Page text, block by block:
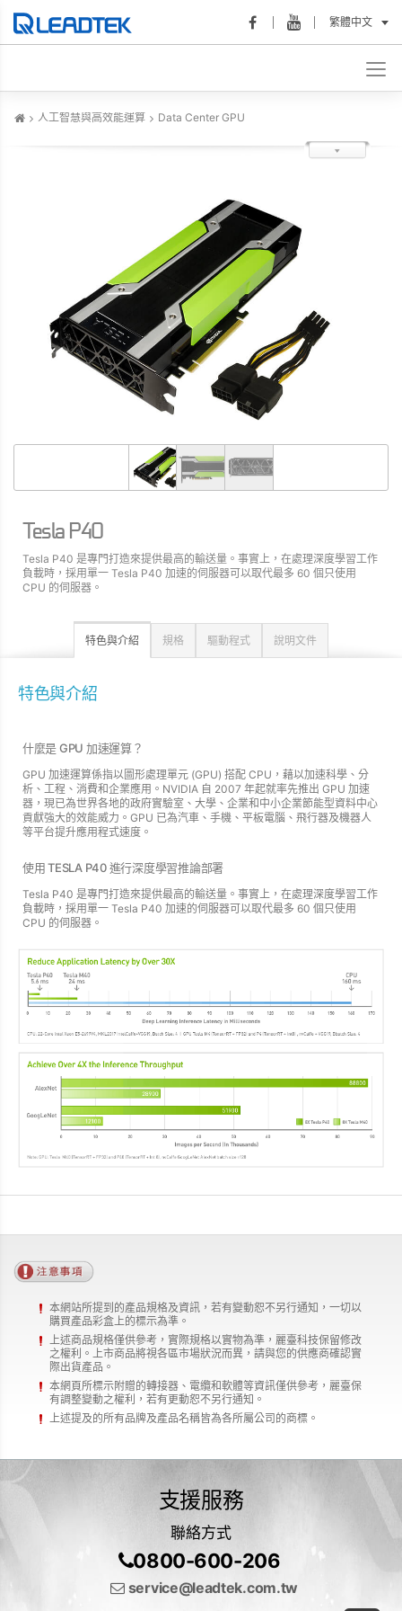
繁體中文
人工智慧與高效能運算 Data Center GPU
Tesla P40
Tesla P40 是專門打造來提供最高的輸送量。事實上，在處理深度學習工作
負載時，採用單一 Tesla P40 加速的伺服器可以取代最多 60 個只使用
CPU 的伺服器。
特色與介紹 規格 驅動程式 說明文件
特色與介紹
什麼是 GPU 加速運算？
GPU 加速運算係指以圖形處理單元 (GPU) 搭配 CPU，藉以加速科學、分
析、工程、消費和企業應用。NVIDIA 自 2007 年起就率先推出 GPU 加速
器，現已為世界各地的政府實驗室、大學、企業和中小企業節能型資料中心
貢獻強大的效能威力。GPU 已為汽車、手機、平板電腦、飛行器及機器人
等平台提升應用程式速度。
使用 TESLA P40 進行深度學習推論部署
Tesla P40 是專門打造來提供最高的輸送量。事實上，在處理深度學習工作
負載時，採用單一 Tesla P40 加速的伺服器可以取代最多 60 個只使用
CPU 的伺服器。
本網站所提到的產品規格及資訊，若有變動恕不另行通知，一切以
購買產品彩盒上的標示為準。
上述商品規格僅供參考，實際規格以實物為準，麗臺科技保留修改
之權利。上市商品將視各區市場狀況而異，請與您的供應商確認實
際出貨產品。
本網頁所標示附贈的轉接器、電纜和軟體等資訊僅供參考，麗臺保
有調整變動之權利，若有更動恕不另行通知。
上述提及的所有品牌及產品名稱皆為各所屬公司的商標。
支援服務
聯絡方式
0800-600-206
service@leadtek.com.tw